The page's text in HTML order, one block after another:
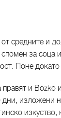
средните и
за соца
Поне
и Bozko и
изложени